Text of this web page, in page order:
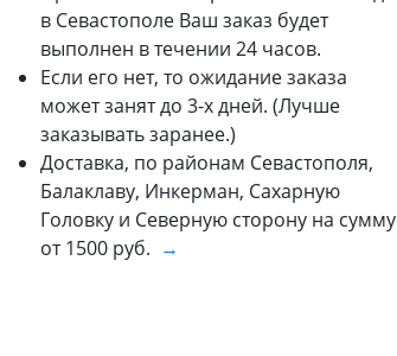
в Севастополе Ваш заказ будет
выполнен в течении 24 часов.
Если его нет, то ожидание заказа
может занят до 3-х дней. (Лучше
заказывать заранее.)
Доставка, по районам Севастополя,
Балаклаву, Инкерман, Сахарную
Головку и Северную сторону на сумму
от 1500 руб. →